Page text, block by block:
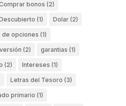
bonos (2)
(1) Dolar(2)
de opciones (1)
(2) garantias (1)
(2) Intereses (1)
Letras del Tesoro (3)
primario (1)